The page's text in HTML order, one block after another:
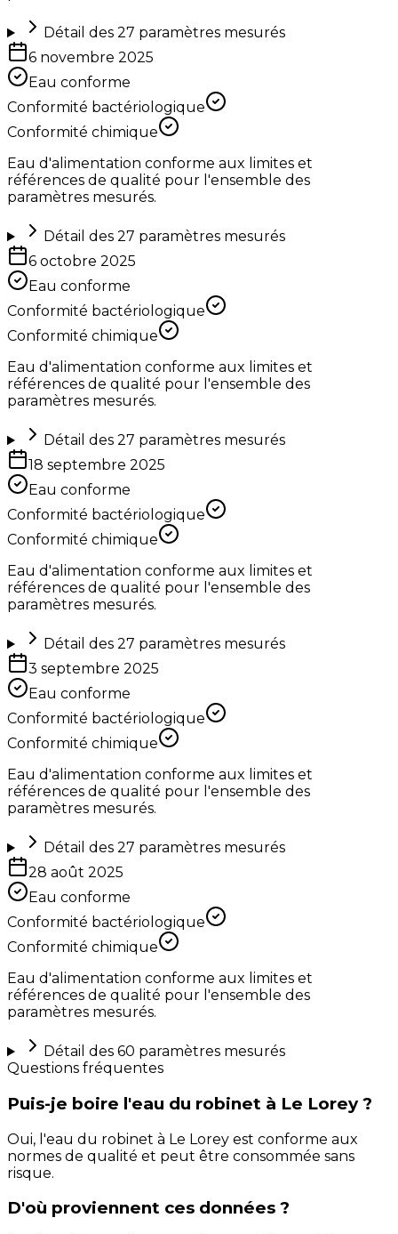
Détail des 27 paramètres mesurés
6 novembre 2025
Eau conforme
Conformité bactériologique
Conformité chimique
Eau d'alimentation conforme aux limites et
références de qualité pour l'ensemble des
paramètres mesurés.
Détail des 27 paramètres mesurés
6 octobre 2025
Eau conforme
Conformité bactériologique
Conformité chimique
Eau d'alimentation conforme aux limites et
références de qualité pour l'ensemble des
paramètres mesurés.
Détail des 27 paramètres mesurés
18 septembre 2025
Eau conforme
Conformité bactériologique
Conformité chimique
Eau d'alimentation conforme aux limites et
références de qualité pour l'ensemble des
paramètres mesurés.
Détail des 27 paramètres mesurés
3 septembre 2025
Eau conforme
Conformité bactériologique
Conformité chimique
Eau d'alimentation conforme aux limites et
références de qualité pour l'ensemble des
paramètres mesurés.
Détail des 27 paramètres mesurés
28 août 2025
Eau conforme
Conformité bactériologique
Conformité chimique
Eau d'alimentation conforme aux limites et
références de qualité pour l'ensemble des
paramètres mesurés.
Détail des 60 paramètres mesurés
Questions fréquentes
Puis-je boire l'eau du robinet à Le Lorey ?
Oui, l'eau du robinet à Le Lorey est conforme aux
normes de qualité et peut être consommée sans
risque.
D'où proviennent ces données ?